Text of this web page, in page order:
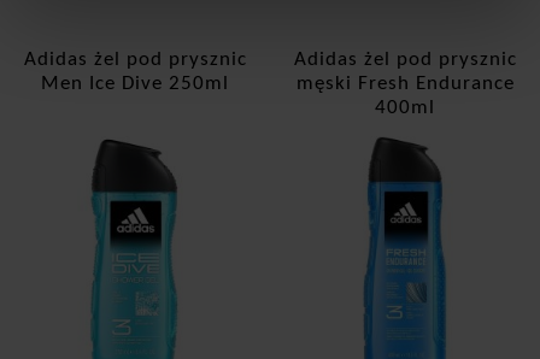
Adidas żel pod prysznic
Men Ice Dive 250ml
Adidas żel pod prysznic
męski Fresh Endurance
400ml